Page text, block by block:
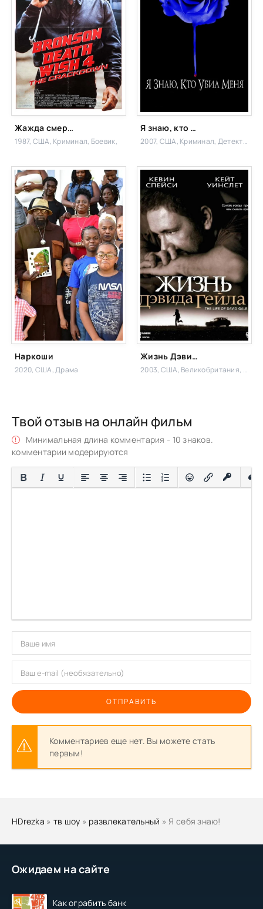
Ожидаем на сайте
Как ограбить банк
Жажда смерти 4: Наказание
1987, США, Криминал, Боевик,
Я знаю, кто убил меня
2007, США, Криминал, Детектив,
Наркоши
2020, США,Драма
Жизнь Дэвида Гейла
2003, США, Великобритания, Германия,
Твой отзыв на онлайн фильм
Минимальная длина комментария - 10 знаков.
комментарии модерируются
ОТПРАВИТЬ
Комментариев еще нет. Вы можете стать
первым!
HDrezka » тв шоу » развлекательный » Я себя знаю!